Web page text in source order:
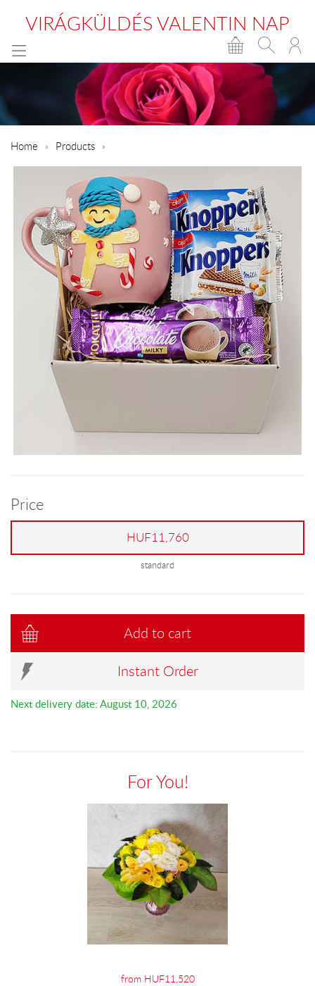
VIRÁGKÜLDÉS VALENTIN NAP
Home Products
Price
HUF11,760
standard
Add to cart
Instant Order
Next delivery date: August 10, 2026
For You!
from HUF11,520